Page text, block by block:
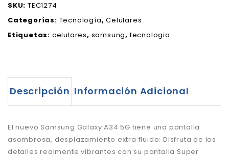
SKU: TEC1274
Categorías: Tecnología,Celulares
Etiquetas: celulares, samsung,tecnologia
Descripción Información Adicional
El nuevo Samsung Galaxy A34 5G tiene una pantalla
asombrosa, desplazamiento extra fluido: Disfruta de los
detalles realmente vibrantes con su pantalla Super